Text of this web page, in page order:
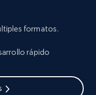
formatos.
rápido